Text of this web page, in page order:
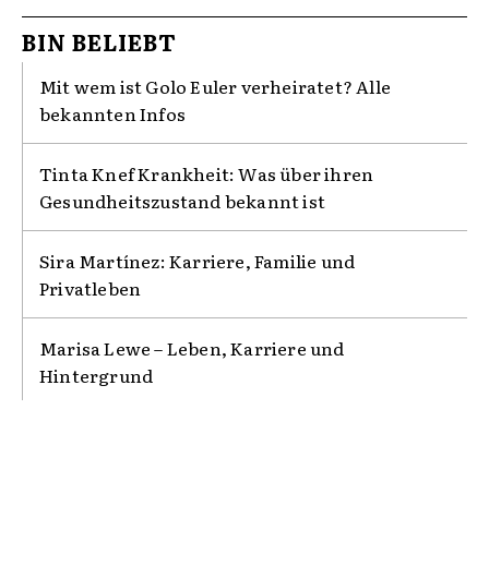
BIN BELIEBT
Mit wem ist Golo Euler verheiratet? Alle
bekannten Infos
Tinta Knef Krankheit: Was über ihren
Gesundheitszustand bekannt ist
Sira Martínez: Karriere, Familie und
Privatleben
Marisa Lewe – Leben, Karriere und
Hintergrund